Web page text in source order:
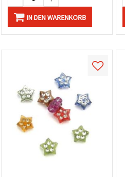
IN DEN WARENKORB